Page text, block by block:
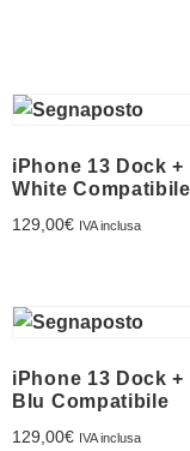
Preventivo
iPhone 13 Dock +
White Compatibile
129,00€ IVA inclusa
iPhone 13 Dock +
Blu Compatibile
129,00€ IVA inclusa